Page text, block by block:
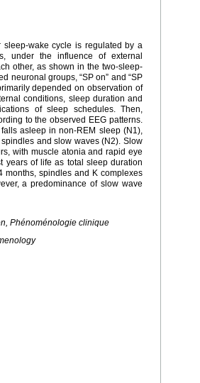
wake cycle is regulated by a
under the influence of external
other, as shown in the two-sleep-
neuronal groups, “SP on” and “SP
depended on observation of
conditions, sleep duration and
of sleep schedules. Then,
to the observed EEG patterns.
asleep in non-REM sleep (N1),
and slow waves (N2). Slow
with muscle atonia and rapid eye
years of life as total sleep duration
months, spindles and K complexes
a predominance of slow wave
Phénoménologie clinique